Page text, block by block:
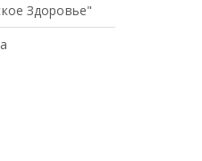
Здоровье"